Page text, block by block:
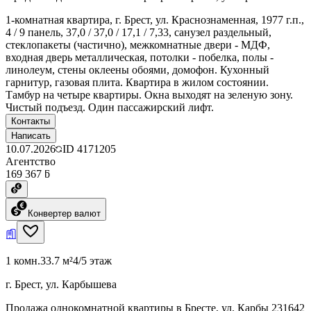
1-комнатная квартира, г. Брест, ул. Краснознаменная, 1977 г.п.,
4 / 9 панель, 37,0 / 37,0 / 17,1 / 7,33, санузел раздельный,
стеклопакеты (частично), межкомнатные двери - МДФ,
входная дверь металлическая, потолки - побелка, полы -
линолеум, стены оклеены обоями, домофон. Кухонный
гарнитур, газовая плита. Квартира в жилом состоянии.
Тамбур на четыре квартиры. Окна выходят на зеленую зону.
Чистый подъезд. Один пассажирский лифт.
Контакты
Написать
10.07.2026 ID 4171205
Агентство
169 367 ƃ
Конвертер валют
1 комн.33.7 м²4/5 этаж
г. Брест, ул. Карбышева
Продажа однокомнатной квартиры в Бресте, ул. Карбы 231642